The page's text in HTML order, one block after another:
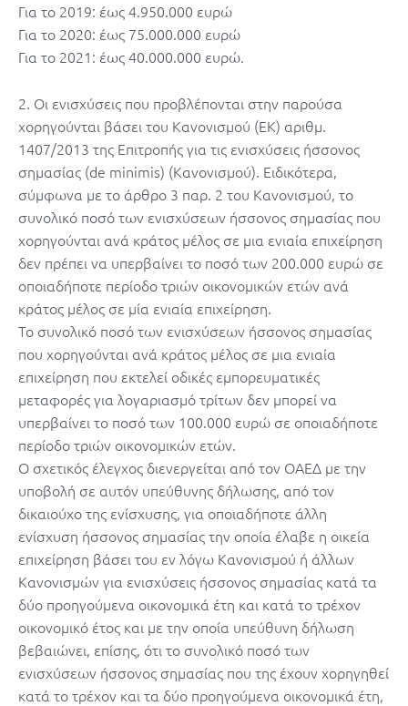
Για το 2019: έως 4.950.000 ευρώ
Για το 2020: έως 75.000.000 ευρώ
Για το 2021: έως 40.000.000 ευρώ.
2. Οι ενισχύσεις που προβλέπονται στην παρούσα
χορηγούνται βάσει του Κανονισμού (ΕΚ) αριθμ.
1407/2013 της Επιτροπής για τις ενισχύσεις ήσσονος
σημασίας (de minimis) (Κανονισμού). Ειδικότερα,
σύμφωνα με το άρθρο 3 παρ. 2 του Κανονισμού, το
συνολικό ποσό των ενισχύσεων ήσσονος σημασίας που
χορηγούνται ανά κράτος μέλος σε μια ενιαία επιχείρηση
δεν πρέπει να υπερβαίνει το ποσό των 200.000 ευρώ σε
οποιαδήποτε περίοδο τριών οικονομικών ετών ανά
κράτος μέλος σε μία ενιαία επιχείρηση.
Το συνολικό ποσό των ενισχύσεων ήσσονος σημασίας
που χορηγούνται ανά κράτος μέλος σε μια ενιαία
επιχείρηση που εκτελεί οδικές εμπορευματικές
μεταφορές για λογαριασμό τρίτων δεν μπορεί να
υπερβαίνει το ποσό των 100.000 ευρώ σε οποιαδήποτε
περίοδο τριών οικονομικών ετών.
Ο σχετικός έλεγχος διενεργείται από τον ΟΑΕΔ με την
υποβολή σε αυτόν υπεύθυνης δήλωσης, από τον
δικαιούχο της ενίσχυσης, για οποιαδήποτε άλλη
ενίσχυση ήσσονος σημασίας την οποία έλαβε η οικεία
επιχείρηση βάσει του εν λόγω Κανονισμού ή άλλων
Κανονισμών για ενισχύσεις ήσσονος σημασίας κατά τα
δύο προηγούμενα οικονομικά έτη και κατά το τρέχον
οικονομικό έτος και με την οποία υπεύθυνη δήλωση
βεβαιώνει, επίσης, ότι το συνολικό ποσό των
ενισχύσεων ήσσονος σημασίας που της έχουν χορηγηθεί
κατά το τρέχον και τα δύο προηγούμενα οικονομικά έτη,